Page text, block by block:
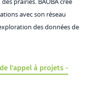
avec son réseau
des données de
l'appel à projets -